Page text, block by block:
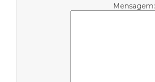
Mensagem: